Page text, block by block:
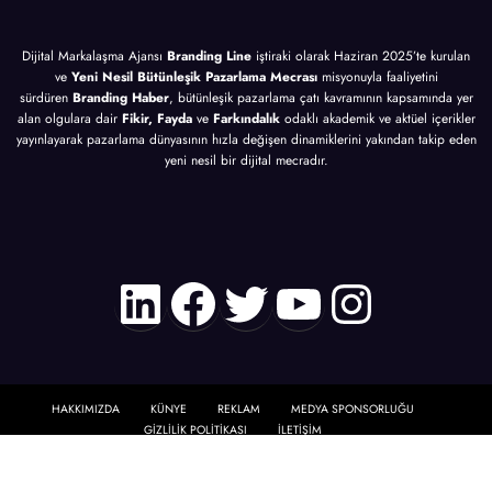
Dijital Markalaşma Ajansı Branding Line iştiraki olarak Haziran 2025’te kurulan
ve Yeni Nesil Bütünleşik Pazarlama Mecrası misyonuyla faaliyetini
sürdüren Branding Haber, bütünleşik pazarlama çatı kavramının kapsamında yer
alan olgulara dair Fikir, Fayda ve Farkındalık odaklı akademik ve aktüel içerikler
yayınlayarak pazarlama dünyasının hızla değişen dinamiklerini yakından takip eden
yeni nesil bir dijital mecradır.
LinkedIn
Facebook
Twitter
YouTube
HAKKIMIZDA KÜNYE REKLAM
MEDYA SPONSORLUĞU
GİZLİLİK POLİTİKASI
İLETİŞİM